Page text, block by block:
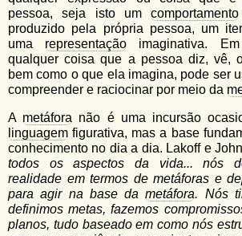
pessoa, seja isto umcomportamento
produzido pela própria pessoa, um
uma representação imaginativa.
qualquer coisa que a pessoa diz, vê,
bem como o que ela imagina, pode ser
compreender e raciocinar por meio da
A metáfora não é uma incursão
linguagem figurativa, mas a base
conhecimento no dia a dia. Lakoff e
todos os aspectos da vida... nós
realidade em termos de metáforas e
para agir na base dametáfora. Nós
definimos metas, fazemos
planos, tudo baseado em como nós